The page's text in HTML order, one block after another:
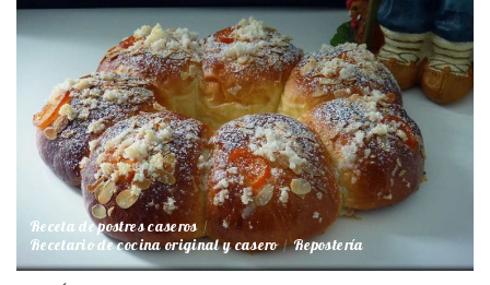
Receta de postres caseros
Recetario de cocina original y casero Repostería